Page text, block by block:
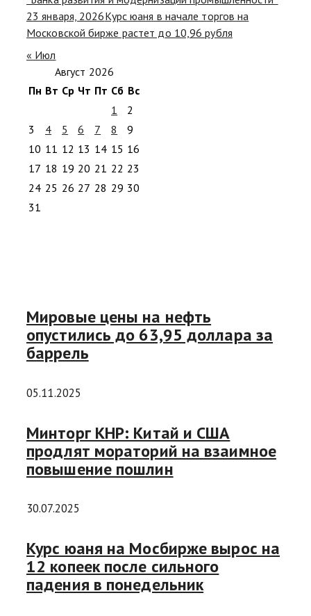
23 января, 2026Курс юаня в начале торгов на
Московской бирже растет до 10,96 рубля
« Июл
Август 2026
Пн Вт Ср Чт Пт Сб Вс
1
2
3
4 5 6 7 8
9
10 11 12 13 14 15 16
17 18 19 20 21 22 23
24 25 26 27 28 29 30
31
Мировые цены на нефть
опустились до 63,95 доллара за
баррель
05.11.2025
Минторг КНР: Китай и США
продлят мораторий на взаимное
повышение пошлин
30.07.2025
Курс юаня на Мосбирже вырос на
12 копеек после сильного
падения в понедельник